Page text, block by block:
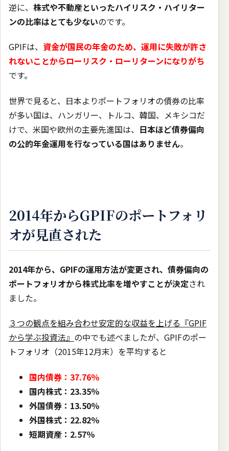
逆に、 株式や不動産といったハイリスク・ハイリター
ンの比率はとても少ないのです。
GPIFは、 資金が国民の年金のため、運用に失敗が許さ
れないことからローリスク・ローリターンになりがち
です。
世界で見ると、日本よりポートフォリオの債券の比率
が多い国は、ハンガリー、トルコ、韓国、メキシコだ
けで、米国や欧州の主要先進国は、 日本ほど債券偏向
の公的年金運用を行なっている国はありません。
2014年からGPIFのポートフォリ
オが見直された
2014年から、GPIFの運用方法が変更され、債券偏向の
ポートフォリオから株式比率を増やすことが決定され
ました。
３つの観点を組み合わせ安定的な収益を上げる『GPIF
から学ぶ投資法』 の中でも述べましたが、GPIFのポー
トフォリオ（2015年12月末）を平均すると
国内債券：37.76％
国内株式：23.35％
外国債券：13.50％
外国株式：22.82％
短期資産：2.57％